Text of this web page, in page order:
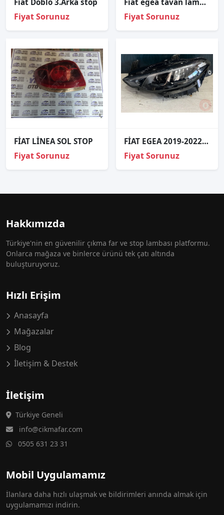
Fiat Doblo 3.Arka stop
Fiyat Sorunuz
Fiat egea tavan lambası arka
Fiyat Sorunuz
FİAT LİNEA SOL STOP
Fiyat Sorunuz
FİAT EGEA 2019-2022 ORJINAL ÇIKMA SOL FAR
Fiyat Sorunuz
Hakkımızda
Türkiye'nin en güvenilir çıkma far ve stop lambası platformu.
Onlarca mağaza ve binlerce ürünü tek çatı altında
buluşturuyoruz.
Hızlı Erişim
Anasayfa
Mağazalar
Blog
İletişim & Destek
İletişim
Türkiye Geneli
info@cikmafar.com
0505 631 23 31
Mobil Uygulamamız
İlanlara daha hızlı ulaşmak ve bildirimleri anında almak için
uygulamamızı indirin.